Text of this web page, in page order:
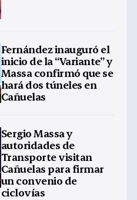
Fernández inauguró el
inicio de la “Variante” y
Massa confirmó que se
hará dos túneles en
Cañuelas
Sergio Massa y
autoridades de
Transporte visitan
Cañuelas para firmar
un convenio de
ciclovías